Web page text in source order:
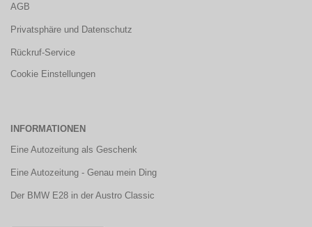
AGB
Privatsphäre und Datenschutz
Rückruf-Service
Cookie Einstellungen
INFORMATIONEN
Eine Autozeitung als Geschenk
Eine Autozeitung - Genau mein Ding
Der BMW E28 in der Austro Classic